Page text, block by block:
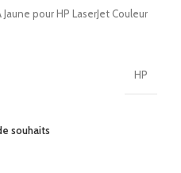
pour HP LaserJet Couleur
HP
souhaits